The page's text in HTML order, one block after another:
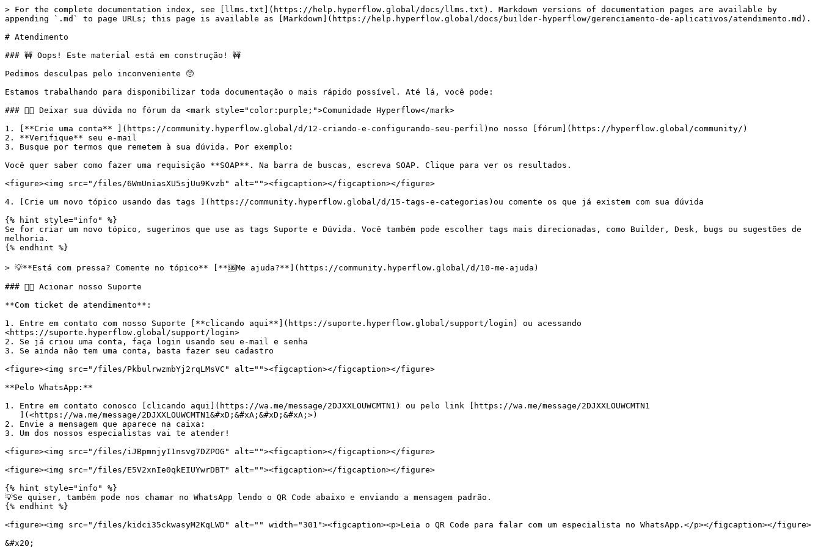
> For the complete documentation index, see [llms.txt](https://help.hyperflow.global/docs/llms.txt). Markdown versions of documentation pages are available by
appending `.md` to page URLs; this page is available as [Markdown](https://help.hyperflow.global/docs/builder-hyperflow/gerenciamento-de-aplicativos/atendimento.md).
# Atendimento
### 🚧 Oops! Este material está em construção! 🚧
Pedimos desculpas pelo inconveniente 🥺
Estamos trabalhando para disponibilizar toda documentação o mais rápido possível. Até lá, você pode:
### 👉🏼 Deixar sua dúvida no fórum da <mark style="color:purple;">Comunidade Hyperflow</mark>
1. [**Crie uma conta** ](https://community.hyperflow.global/d/12-criando-e-configurando-seu-perfil)no nosso [fórum](https://hyperflow.global/community/)
2. **Verifique** seu e-mail
3. Busque por termos que remetem à sua dúvida. Por exemplo:
Você quer saber como fazer uma requisição **SOAP**. Na barra de buscas, escreva SOAP. Clique para ver os resultados.
<figure><img src="/files/6WmUniasXU5sjUu9Kvzb" alt=""><figcaption></figcaption></figure>
4. [Crie um novo tópico usando das tags ](https://community.hyperflow.global/d/15-tags-e-categorias)ou comente os que já existem com sua dúvida
{% hint style="info" %}
Se for criar um novo tópico, sugerimos que use as tags Suporte e Dúvida. Você também pode escolher tags mais direcionadas, como Builder, Desk, bugs ou sugestões de
melhoria.
{% endhint %}
> 💡**Está com pressa? Comente no tópico** [**🆘Me ajuda?**](https://community.hyperflow.global/d/10-me-ajuda)
### 👉🏼 Acionar nosso Suporte
**Com ticket de atendimento**:
1. Entre em contato com nosso Suporte [**clicando aqui**](https://suporte.hyperflow.global/support/login) ou acessando
<https://suporte.hyperflow.global/support/login>
2. Se já criou uma conta, faça login usando seu e-mail e senha
3. Se ainda não tem uma conta, basta fazer seu cadastro
<figure><img src="/files/PkbulrwzmbYj2rqLMsVC" alt=""><figcaption></figcaption></figure>
**Pelo WhatsApp:**
1. Entre em contato conosco [clicando aqui](https://wa.me/message/2DJXXLOUWCMTN1) ou pelo link [https://wa.me/message/2DJXXLOUWCMTN1
2. Envie a mensagem que aparece na caixa:
3. Um dos nossos especialistas vai te atender!
<figure><img src="/files/iJBpmnjyI1nsvg7DZPOG" alt=""><figcaption></figcaption></figure>
<figure><img src="/files/E5V2xnIe0qkEIUYwrDBT" alt=""><figcaption></figcaption></figure>
{% hint style="info" %}
💡Se quiser, também pode nos chamar no WhatsApp lendo o QR Code abaixo e enviando a mensagem padrão.
{% endhint %}
<figure><img src="/files/kidci35ckwasyM2KqLWD" alt="" width="301"><figcaption><p>Leia o QR Code para falar com um especialista no WhatsApp.</p></figcaption></figure>